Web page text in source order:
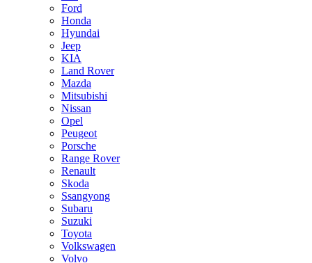
Ford
Honda
Hyundai
Jeep
KIA
Land Rover
Mazda
Mitsubishi
Nissan
Opel
Peugeot
Porsche
Range Rover
Renault
Skoda
Ssangyong
Subaru
Suzuki
Toyota
Volkswagen
Volvo